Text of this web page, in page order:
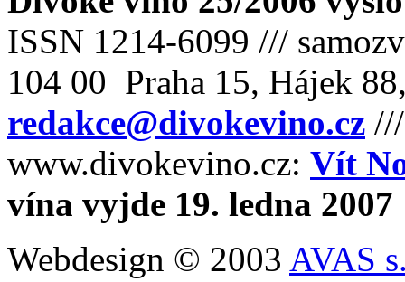
ISSN 1214-6099 ///
104 00 Praha 15, Hájek
redakce@divokevino.cz
www.divokevino.cz: Vít
vína vyjde 19. ledna 2007
Webdesign © 2003 AVAS